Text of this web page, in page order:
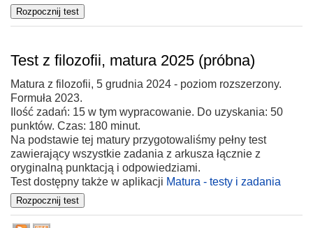
Test z filozofii, matura 2025 (próbna)
Matura z filozofii, 5 grudnia 2024 - poziom rozszerzony.
Formuła 2023.
Ilość zadań: 15 w tym wypracowanie. Do uzyskania: 50
punktów. Czas: 180 minut.
Na podstawie tej matury przygotowaliśmy pełny test
zawierający wszystkie zadania z arkusza łącznie z
oryginalną punktacją i odpowiedziami.
Test dostępny także w aplikacji Matura - testy i zadania